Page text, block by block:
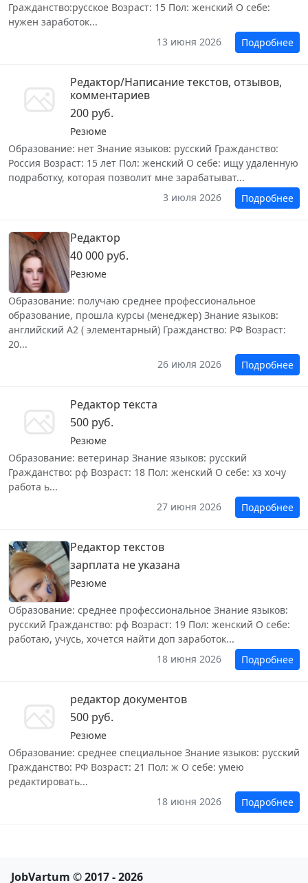
Гражданство:русское Возраст: 15 Пол: женский О себе:
нужен заработок...
13 июня 2026
Подробнее
Редактор/Написание текстов, отзывов,
комментариев
200 руб.
Резюме
Образование: нет Знание языков: русский Гражданство:
Россия Возраст: 15 лет Пол: женский О себе: ищу удаленную
подработку, которая позволит мне зарабатыват...
3 июля 2026
Подробнее
Редактор
40 000 руб.
Резюме
Образование: получаю среднее профессиональное
образование, прошла курсы (менеджер) Знание языков:
английский А2 ( элементарный) Гражданство: РФ Возраст:
20...
26 июля 2026
Подробнее
Редактор текста
500 руб.
Резюме
Образование: ветеринар Знание языков: русский
Гражданство: рф Возраст: 18 Пол: женский О себе: хз хочу
работа ь...
27 июня 2026
Подробнее
Редактор текстов
зарплата не указана
Резюме
Образование: среднее профессиональное Знание языков:
русский Гражданство: рф Возраст: 19 Пол: женский О себе:
работаю, учусь, хочется найти доп заработок...
18 июня 2026
Подробнее
редактор документов
500 руб.
Резюме
Образование: среднее специальное Знание языков: русский
Гражданство: РФ Возраст: 21 Пол: ж О себе: умею
редактировать...
18 июня 2026
Подробнее
JobVartum © 2017 - 2026